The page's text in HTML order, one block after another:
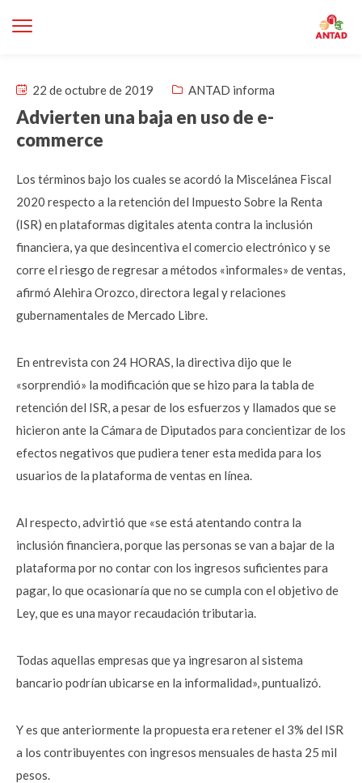
22 de octubre de 2019 ANTAD informa
Advierten una baja en uso de e-
commerce
Los términos bajo los cuales se acordó la Miscelánea Fiscal
2020 respecto a la retención del Impuesto Sobre la Renta
(ISR) en plataformas digitales atenta contra la inclusión
financiera, ya que desincentiva el comercio electrónico y se
corre el riesgo de regresar a métodos «informales» de ventas,
afirmó Alehira Orozco, directora legal y relaciones
gubernamentales de Mercado Libre.
En entrevista con 24 HORAS, la directiva dijo que le
«sorprendió» la modificación que se hizo para la tabla de
retención del ISR, a pesar de los esfuerzos y llamados que se
hicieron ante la Cámara de Diputados para concientizar de los
efectos negativos que pudiera tener esta medida para los
usuarios de la plataforma de ventas en línea.
Al respecto, advirtió que «se está atentando contra la
inclusión financiera, porque las personas se van a bajar de la
plataforma por no contar con los ingresos suficientes para
pagar, lo que ocasionaría que no se cumpla con el objetivo de
Ley, que es una mayor recaudación tributaria.
Todas aquellas empresas que ya ingresaron al sistema
bancario podrían ubicarse en la informalidad», puntualizó.
Y es que anteriormente la propuesta era retener el 3% del ISR
a los contribuyentes con ingresos mensuales de hasta 25 mil
pesos.